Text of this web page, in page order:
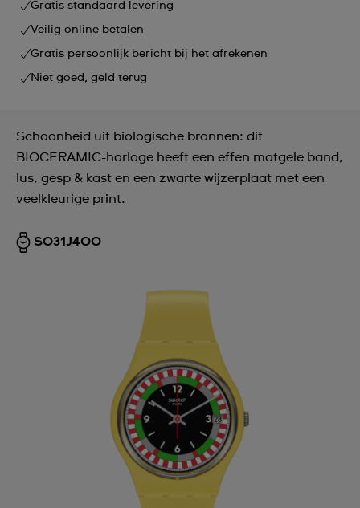
Gratis standaard levering
Veilig online betalen
Gratis persoonlijk bericht bij het afrekenen
Niet goed, geld terug
Schoonheid uit biologische bronnen: dit
BIOCERAMIC-horloge heeft een effen matgele band,
lus, gesp & kast en een zwarte wijzerplaat met een
veelkleurige print.
SO31J400